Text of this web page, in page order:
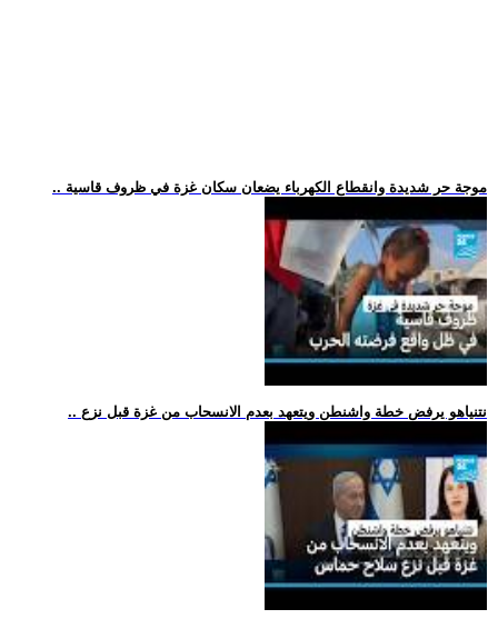
.. موجة حر شديدة وانقطاع الكهرباء يضعان سكان غزة في ظروف قاسية
.. نتنياهو يرفض خطة واشنطن ويتعهد بعدم الانسحاب من غزة قبل نزع